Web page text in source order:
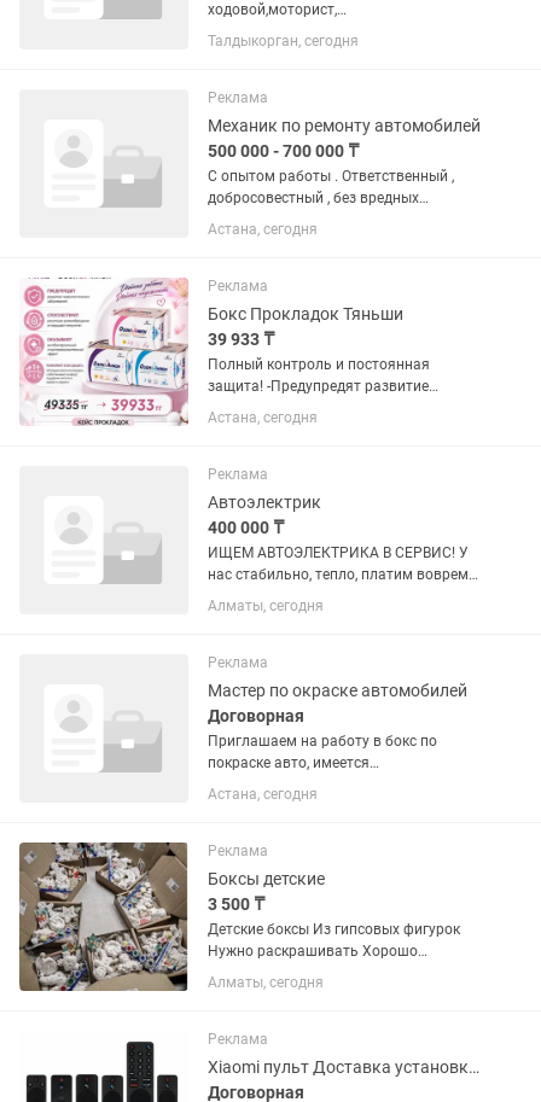
ходовой,моторист,
автоэлектрик,мастер по чистке
форсунок. Теплый бокс. Все
условия для работы
Талдыкорган, сегодня
Реклама
Механик по ремонту автомобилей
500 000 - 700 000 ₸
С опытом работы . Ответственный ,
добросовестный , без вредных
привычек ( алкоголь ) Умение работать
в коллективе. Умение самостоятельно
Большой чистый бокс . 8...
Астана, сегодня
Реклама
Бокс Прокладок Тяньши
39 933 ₸
Полный контроль и постоянная
защита! -Предупредят развитие
гинекологических заболеваний
-Способствуют регуляции
иммунитет -Оказывают
антибактериальный и...
Астана, сегодня
Реклама
Автоэлектрик
400 000 ₸
ИЩЕМ АВТОЭЛЕКТРИКА В СЕРВИС! У
нас стабильно, тепло, платим вовремя
— не “шарашкина контора”. Если
разбираешься в автоэлектрике и не
Что нужно делать: •Диагностика...
Алматы, сегодня
Реклама
Мастер по окраске автомобилей
Договорная
Приглашаем на работу в бокс по
покраске авто, имеется
профессиональная покрасочная
камера, возможна долгосрочная
Астана, сегодня
Реклама
Боксы детские
3 500 ₸
Детские боксы Из гипсовых фигурок
Нужно раскрашивать Хорошо
развивает детскую моторику Для
заказа номер телефона: Валерия
Алматы, сегодня
Реклама
Xiaomi пульт Доставка установка бесплатно
Договорная